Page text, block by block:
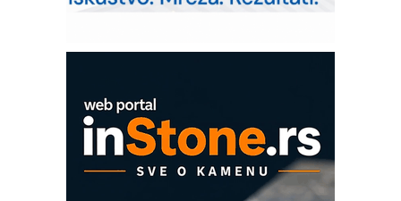
Pranje točkova na gradilištu- standard
Proizvodnja iC7 Hybrid 1500 VDC
COMBYPACK
EVOKS Maintenance Management
ROSA i SCHUNK podižu proizvodnju